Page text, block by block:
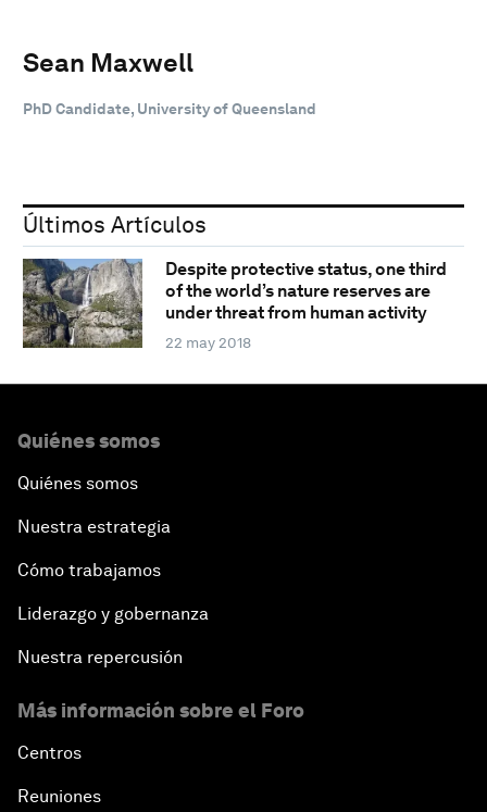
Sean Maxwell
PhD Candidate, University of Queensland
Últimos Artículos
Despite protective status, one third
of the world’s nature reserves are
under threat from human activity
22 may 2018
Quiénes somos
Quiénes somos
Nuestra estrategia
Cómo trabajamos
Liderazgo y gobernanza
Nuestra repercusión
Más información sobre el Foro
Centros
Reuniones